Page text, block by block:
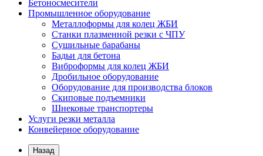
Бетоносмесители
Промышленное оборудование
Металлоформы для колец ЖБИ
Станки плазменной резки с ЧПУ
Сушильные барабаны
Бадьи для бетона
Виброформы для колец ЖБИ
Дробильное оборудование
Оборудование для производства блоков
Скиповые подъемники
Шнековые транспортеры
Услуги резки металла
Конвейерное оборудование
Назад